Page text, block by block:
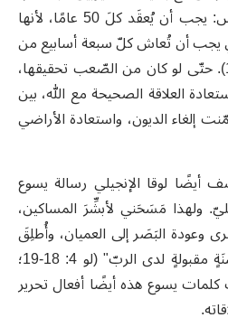
أولى عنه في الكتاب المُقدَّس: يجب أن يُعقَد كلَ 50 عامًا، لأنها
يجب أن تُعاش كلّ سبعة أسابيع من
السنوات (راجع أح 25، 8-13). حتّى لو كان من الصّعب تحقيقها،
العلاقة الصحيحة مع الله، بين
إلغاء الديون، واستعادة الأراضي
أيضًا لوقا الإنجيلي رسالة يسوع
ولهذا مَسَحَني لأبشِّرَ المساكين،
وعودة البَصَر إلى العميان، وأُطلِقَ
المَقهورينَ أحرارًا، وأُنادي بسَنَةٍ مقبولةٍ لدى الربّ" (لو 4: 18-19؛
2). أصبحت كلمات يسوع هذه أيضًا أفعال تحرير